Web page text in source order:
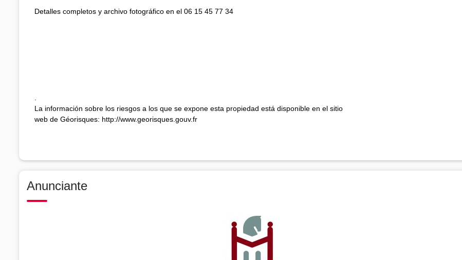
Detalles completos y archivo fotográfico en el 06 15 45 77 34
La información sobre los riesgos a los que se expone esta propiedad está disponible en el sitio
web de Géorisques: http://www.georisques.gouv.fr
Anunciante